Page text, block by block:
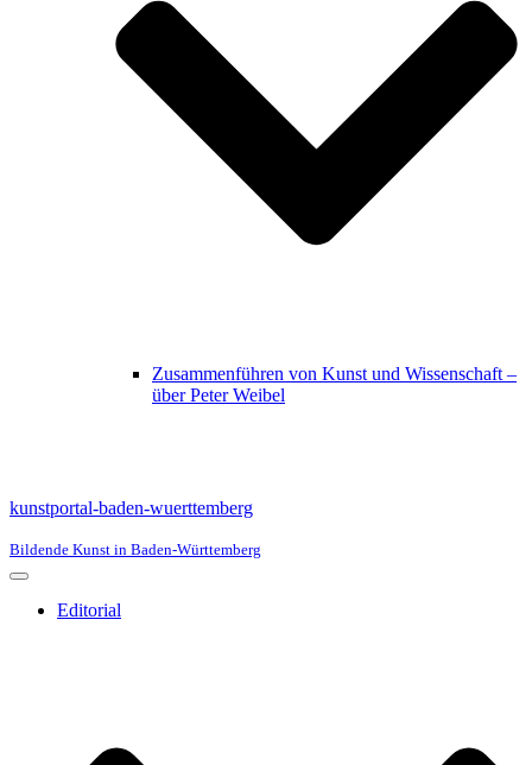
Zusammenführen von Kunst und Wissenschaft –
über Peter Weibel
kunstportal-baden-wuerttemberg
Bildende Kunst in Baden-Württemberg
Navigationsmenü
Editorial